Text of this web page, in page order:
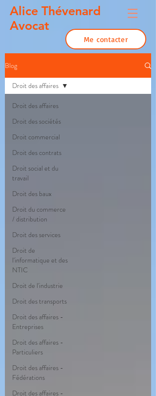
Alice Thévenard
Avocat
Me contacter
Blog
Droit des affaires
Droit des sociétés
Droit commercial
Droit des contrats
Droit social et du
travail
Droit des baux
Droit du commerce
/ distribution
Droit des services
Droit de
l'informatique et des
NTIC
Droit de l'industrie
Droit des transports
Droit des affaires -
Entreprises
Droit des affaires -
Particuliers
Droit des affaires -
Fédérations
Droit des affaires -
Droit des affaires